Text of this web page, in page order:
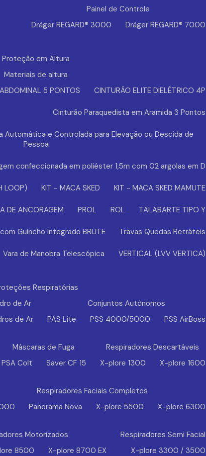
Painel de Controle
Dräger REGARD® 3000
Dräger REGARD® 7000
Proteção em Altura
Materiais de altura
5 PONTOS
CINTURÃO ELITE DIELÉTRICO 4P
Cinturão Paraquedista em Aramida 3 Pontos
Automática e Controlada para Elevação ou Descida de
Pessoa
confeccionada em poliéster 1,5m com 02 argolas em D
LOOP) KIT - MACA SKED KIT - MACA SKED MAMUTE
DE ANCORAGEM PROL ROL TALABARTE TIPO Y
Guincho Integrado BRUTE Travas Quedas Retráteis
Vara de Manobra Telescópica VERTICAL (LVV VERTICA)
Respiratórias
de Ar
de Ar
Conjuntos Autônomos
PAS Lite
PSS 4000/5000 PSS AirBoss
Máscaras de Fuga
PSA Colt
Saver CF 15
Respiradores Descartáveis
X-plore 1300
X-plore 1600
Respiradores Faciais Completos
Panorama Nova X-plore 5500 X-plore 6300
Motorizados
8500 X-plore 8700 EX
Respiradores Semi Facial
X-plore 3300 / 3500